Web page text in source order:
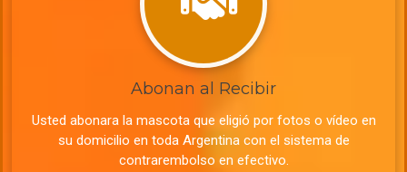
Abonan al Recibir
Usted abonara la mascota que eligió por fotos o vídeo en
su domicilio en toda Argentina con el sistema de
contrarembolso en efectivo.